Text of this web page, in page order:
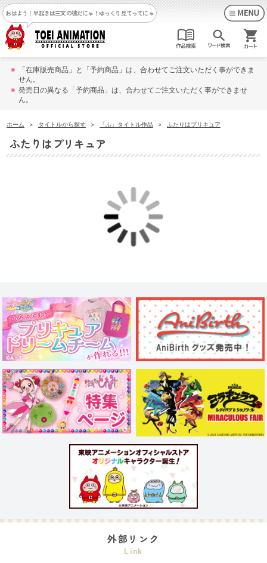
おはよう！早起きは三文の徳だにゃ！ ゆっくり見てってにゃ
※
「在庫販売商品」と「予約商品」は、合わせてご注文いただく事ができま
せん。
※ 発売日の異なる「予約商品」は、合わせてご注文いただく事ができませ
ん。
ホーム > タイトルから探す > 「ふ」タイトル作品 > ふたりはプリキュア
ふたりはプリキュア
外部リンク
Link